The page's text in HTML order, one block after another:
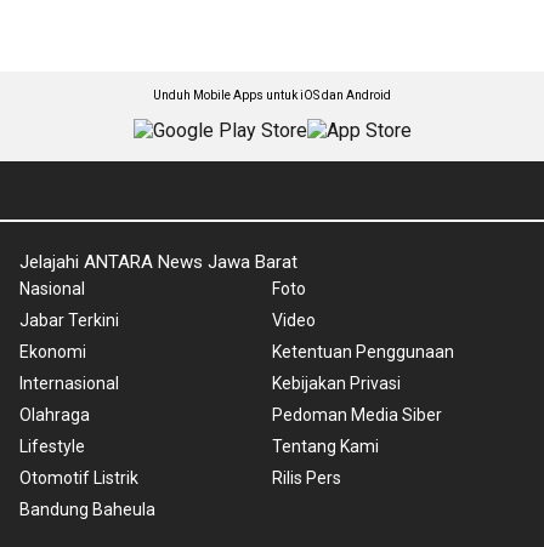
Unduh Mobile Apps untuk iOS dan Android
Jelajahi ANTARA News Jawa Barat
Nasional
Jabar Terkini
Ekonomi
Internasional
Olahraga
Lifestyle
Otomotif Listrik
Bandung Baheula
Foto
Video
Ketentuan Penggunaan
Kebijakan Privasi
Pedoman Media Siber
Tentang Kami
Rilis Pers